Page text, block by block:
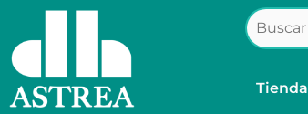
Tienda